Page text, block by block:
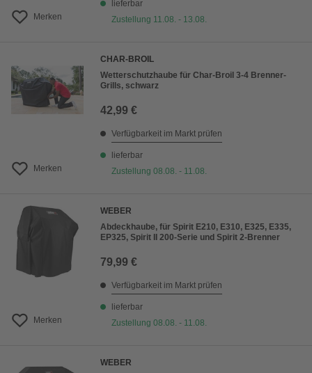
Merken
lieferbar
Zustellung 11.08. - 13.08.
Merken
CHAR-BROIL
Wetterschutzhaube für Char-Broil 3-4 Brenner-
Grills, schwarz
42,99 €
Verfügbarkeit im Markt prüfen
lieferbar
Zustellung 08.08. - 11.08.
Merken
WEBER
Abdeckhaube, für Spirit E210, E310, E325, E335,
EP325, Spirit II 200-Serie und Spirit 2-Brenner
79,99 €
Verfügbarkeit im Markt prüfen
lieferbar
Zustellung 08.08. - 11.08.
WEBER